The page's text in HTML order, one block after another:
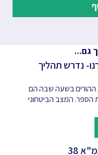
גם...
נדרש תהליך
ההורים בשעה שבה הם
הספר. המצב הביטחוני
38